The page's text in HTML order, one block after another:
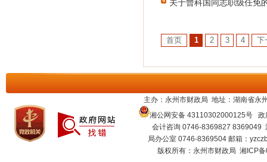
关于曾科国同志职级任免
首页 1 2 3 4 下
主办：永州市财政局 地址：湖南省永
湘公网安备 43110302000125号 政
会计咨询 0746-8369827 8369049
局办公室 0746-8369504 邮箱：
版权所有：永州市财政局 湘ICP